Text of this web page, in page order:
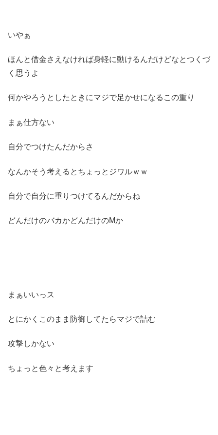
いやぁ
ほんと借金さえなければ身軽に動けるんだけどなとつくづ
く思うよ
何かやろうとしたときにマジで足かせになるこの重り
まぁ仕方ない
自分でつけたんだからさ
なんかそう考えるとちょっとジワルｗｗ
自分で自分に重りつけてるんだからね
どんだけのバカかどんだけのMか
まぁいいっス
とにかくこのまま防御してたらマジで詰む
攻撃しかない
ちょっと色々と考えます